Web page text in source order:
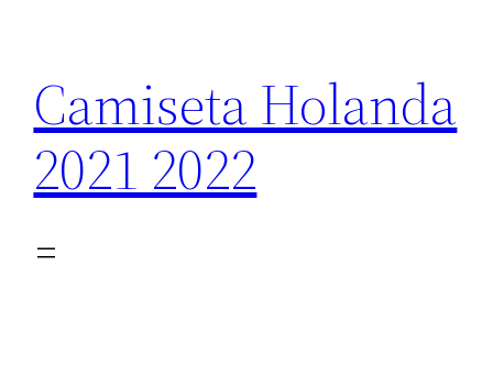
contenido
Camiseta Holanda
2021 2022